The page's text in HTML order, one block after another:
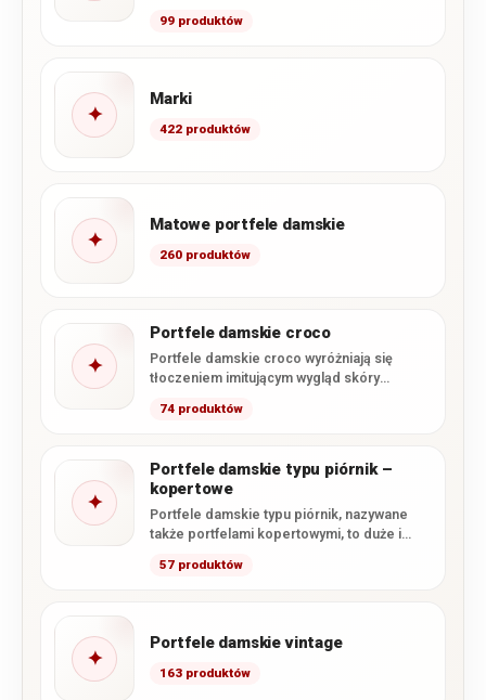
wszystkie dostępne u…
99 produktów
✦
Marki
422 produktów
✦
Matowe portfele damskie
260 produktów
✦
Portfele damskie croco
Portfele damskie croco wyróżniają się
tłoczeniem imitującym wygląd skóry
lakierowanym wykończeniem. W…
74 produktów
✦
Portfele damskie typu piórnik –
kopertowe
Portfele damskie typu piórnik, nazywane
także portfelami kopertowymi, to duże i
zapięciem…
57 produktów
✦
Portfele damskie vintage
163 produktów